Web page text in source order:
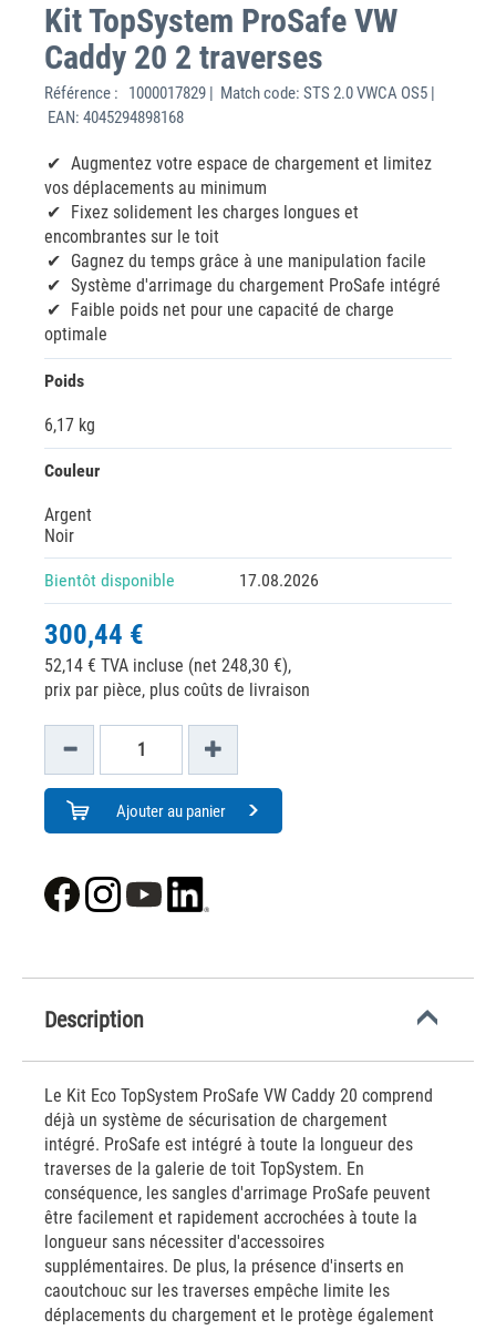
Kit TopSystem ProSafe VW
Caddy 20 2 traverses
Référence :
1000017829 | Match code: STS 2.0 VWCA OS5 |
EAN: 4045294898168
Augmentez votre espace de chargement et limitez
vos déplacements au minimum
Fixez solidement les charges longues et
encombrantes sur le toit
Gagnez du temps grâce à une manipulation facile
Système d'arrimage du chargement ProSafe intégré
Faible poids net pour une capacité de charge
optimale
Poids
6,17 kg
Couleur
Argent
Noir
Bientôt disponible 17.08.2026
300,44 €
52,14 € TVA incluse (net 248,30 €),
prix par pièce, plus coûts de livraison
Ajouter au panier
Description
Le Kit Eco TopSystem ProSafe VW Caddy 20 comprend
déjà un système de sécurisation de chargement
intégré. ProSafe est intégré à toute la longueur des
traverses de la galerie de toit TopSystem. En
conséquence, les sangles d'arrimage ProSafe peuvent
être facilement et rapidement accrochées à toute la
longueur sans nécessiter d'accessoires
supplémentaires. De plus, la présence d'inserts en
caoutchouc sur les traverses empêche limite les
déplacements du chargement et le protège également